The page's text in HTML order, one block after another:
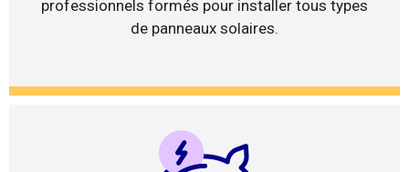
professionnels formés pour installer tous types
de panneaux solaires.